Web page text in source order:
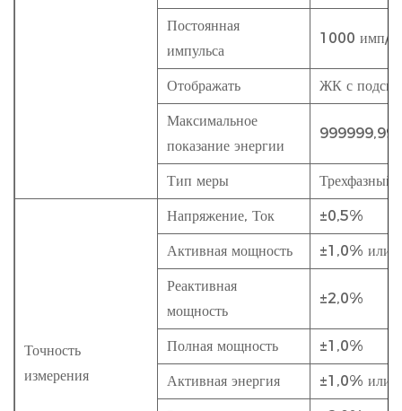
Постоянная
импульса
1000 имп/
Отображать ЖК с
Максимальное
показание энергии
999999,99
Тип меры
Точность
измерения
Напряжение, Ток ±0,5%
Активная мощность ±1,0% или
Реактивная
мощность
±2,0%
Полная мощность ±1,0%
Активная энергия ±1,0% или